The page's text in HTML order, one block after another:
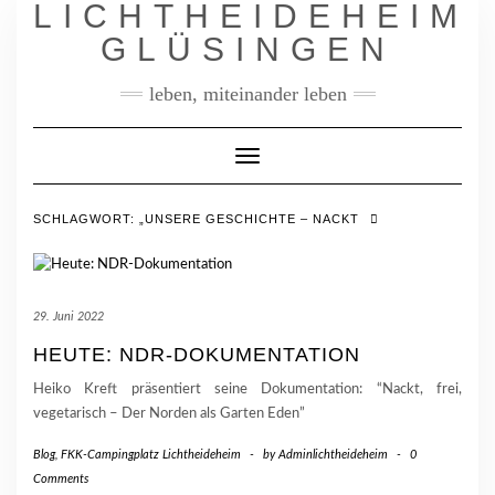
LICHTHEIDEHEIM
GLÜSINGEN
leben, miteinander leben
Toggle
SCHLAGWORT: „UNSERE GESCHICHTE – NACKT
29. Juni 2022
HEUTE: NDR-DOKUMENTATION
Heiko Kreft präsentiert seine Dokumentation: “Nackt, frei,
vegetarisch – Der Norden als Garten Eden”
Blog, FKK-Campingplatz Lichtheideheim - byAdminlichtheideheim -
0
Comments